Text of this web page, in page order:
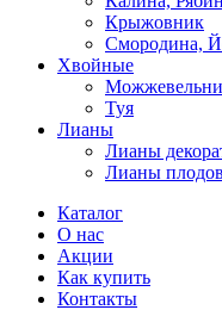
Крыжовник
Смородина,
Хвойные
Туя
Лианы
Лианы
Лианы
Каталог
О нас
Акции
Как купить
Контакты